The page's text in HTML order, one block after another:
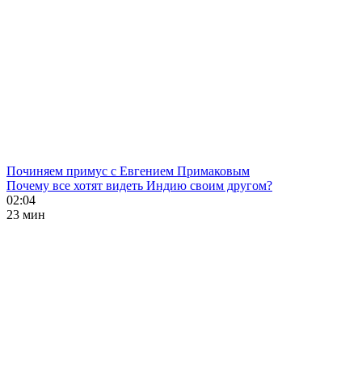
Починяем примус с Евгением Примаковым
Почему все хотят видеть Индию своим другом?
02:04
23 мин